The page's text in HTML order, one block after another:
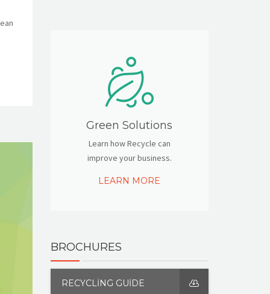
Green Solutions
Learn how Recycle can
improve your business.
LEARN MORE
BROCHURES
RECYCLING GUIDE